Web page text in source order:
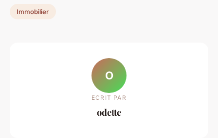
Immobilier
O
ECRIT PAR
odette